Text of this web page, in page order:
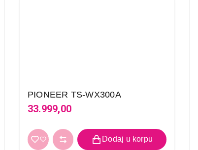
PIONEER TS-WX300A
33.999,00